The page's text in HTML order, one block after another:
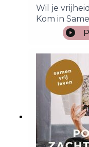
Wil je
Kom in